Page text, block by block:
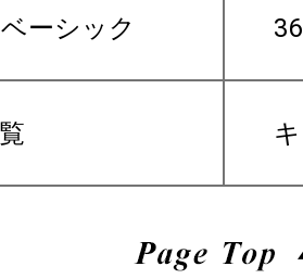
ーシック